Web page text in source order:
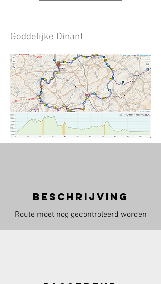
Goddelijke Dinant
beschrijving
Route moet nog gecontroleerd worden